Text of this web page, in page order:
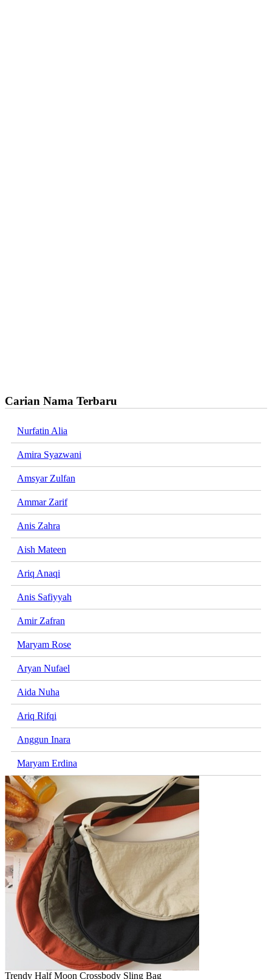
Carian Nama Terbaru
Nurfatin Alia
Amira Syazwani
Amsyar Zulfan
Ammar Zarif
Anis Zahra
Aish Mateen
Ariq Anaqi
Anis Safiyyah
Amir Zafran
Maryam Rose
Aryan Nufael
Aida Nuha
Ariq Rifqi
Anggun Inara
Maryam Erdina
Trendy Half Moon Crossbody Sling Bag